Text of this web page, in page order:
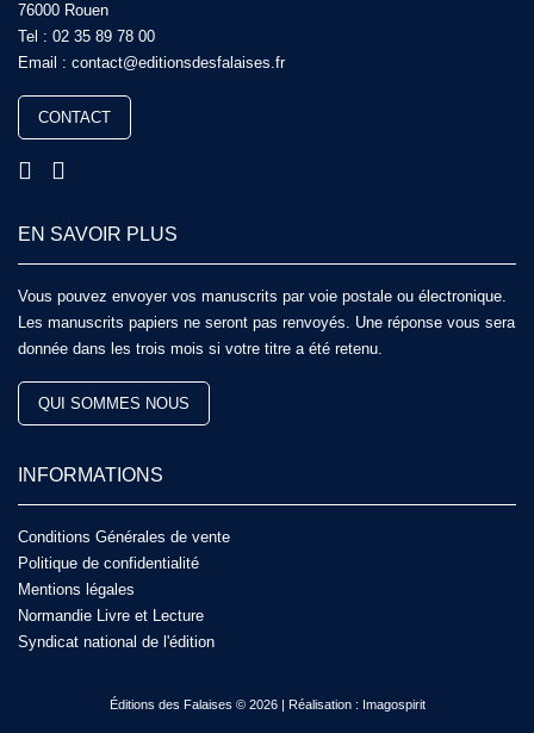
76000 Rouen
Tel : 02 35 89 78 00
Email : contact@editionsdesfalaises.fr
CONTACT
EN SAVOIR PLUS
Vous pouvez envoyer vos manuscrits par voie postale ou électronique.
Les manuscrits papiers ne seront pas renvoyés. Une réponse vous sera
donnée dans les trois mois si votre titre a été retenu.
QUI SOMMES NOUS
INFORMATIONS
Conditions Générales de vente
Politique de confidentialité
Mentions légales
Normandie Livre et Lecture
Syndicat national de l'édition
Éditions des Falaises © 2026 | Réalisation : Imagospirit